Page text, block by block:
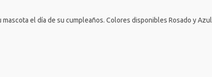
el día de su cumpleaños. Colores disponibles Rosado y Azul